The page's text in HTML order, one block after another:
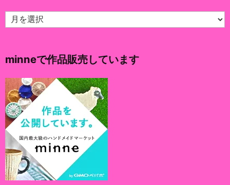
ア
ー
ブ
minneで作品販売しています